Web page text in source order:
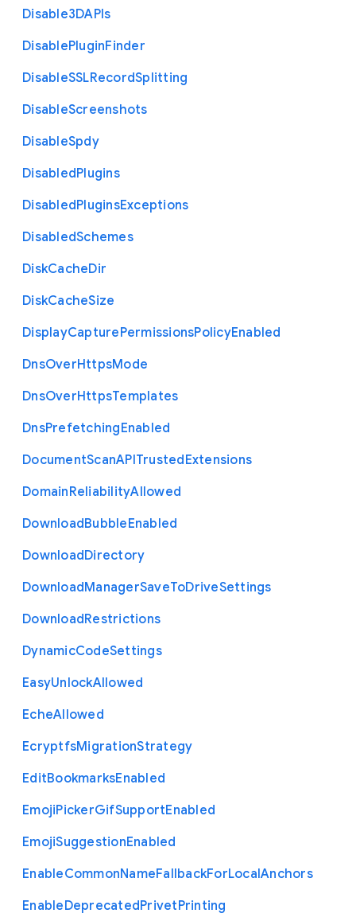
Disable3DAPIs
DisablePluginFinder
DisableSSLRecordSplitting
DisableScreenshots
DisableSpdy
DisabledPlugins
DisabledPluginsExceptions
DisabledSchemes
DiskCacheDir
DiskCacheSize
DisplayCapturePermissionsPolicyEnabled
DnsOverHttpsMode
DnsOverHttpsTemplates
DnsPrefetchingEnabled
DocumentScanAPITrustedExtensions
DomainReliabilityAllowed
DownloadBubbleEnabled
DownloadDirectory
DownloadManagerSaveToDriveSettings
DownloadRestrictions
DynamicCodeSettings
EasyUnlockAllowed
EcheAllowed
EcryptfsMigrationStrategy
EditBookmarksEnabled
EmojiPickerGifSupportEnabled
EmojiSuggestionEnabled
EnableCommonNameFallbackForLocalAnchors
EnableDeprecatedPrivetPrinting